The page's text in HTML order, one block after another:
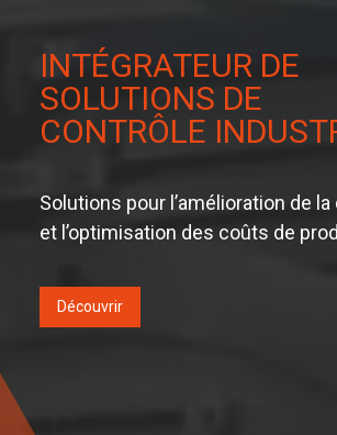
INTÉGRATEUR DE
SOLUTIONS DE
CONTRÔLE
Solutions pour l’amélioration de la
et l’optimisation des coûts de
Découvrir